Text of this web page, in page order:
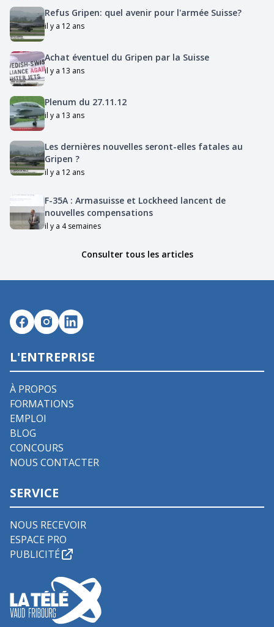
Refus Gripen: quel avenir pour l'armée Suisse?
il y a 12 ans
Achat éventuel du Gripen par la Suisse
il y a 13 ans
Plenum du 27.11.12
il y a 13 ans
Les dernières nouvelles seront-elles fatales au
Gripen ?
il y a 12 ans
F-35A : Armasuisse et Lockheed lancent de
nouvelles compensations
il y a 4 semaines
Consulter tous les articles
L'ENTREPRISE
À PROPOS
FORMATIONS
EMPLOI
BLOG
CONCOURS
NOUS CONTACTER
SERVICE
NOUS RECEVOIR
ESPACE PRO
PUBLICITÉ